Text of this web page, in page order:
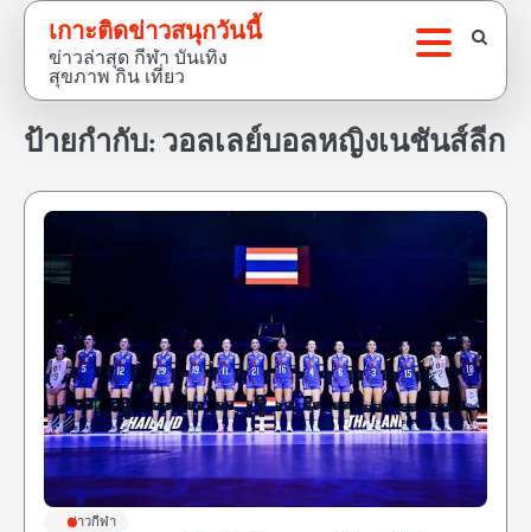
Skip
content
เกาะติดข่าวสนุกวันนี้
ข่าวล่าสุด กีฬา บันเทิง
สุขภาพ กิน เที่ยว
ป้ายกำกับ: วอลเลย์บอลหญิงเนชันส์ลีก
ข่าวกีฬา